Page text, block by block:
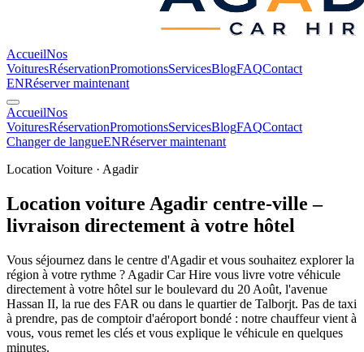
AccueilNos
VoituresRéservationPromotionsServicesBlogFAQContact
ENRéserver maintenant
AccueilNos
VoituresRéservationPromotionsServicesBlogFAQContact
Changer de langueENRéserver maintenant
Location Voiture · Agadir
Location voiture Agadir centre-ville –
livraison directement à votre hôtel
Vous séjournez dans le centre d'Agadir et vous souhaitez explorer la
région à votre rythme ? Agadir Car Hire vous livre votre véhicule
directement à votre hôtel sur le boulevard du 20 Août, l'avenue
Hassan II, la rue des FAR ou dans le quartier de Talborjt. Pas de taxi
à prendre, pas de comptoir d'aéroport bondé : notre chauffeur vient à
vous, vous remet les clés et vous explique le véhicule en quelques
minutes.